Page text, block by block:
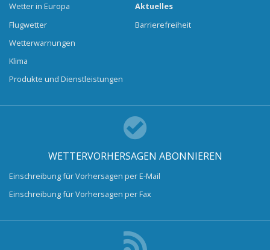
Wetter in Europa
Flugwetter
Wetterwarnungen
Klima
Produkte und Dienstleistungen
Aktuelles
Barrierefreiheit
WETTERVORHERSAGEN ABONNIEREN
Einschreibung für Vorhersagen per E-Mail
Einschreibung für Vorhersagen per Fax